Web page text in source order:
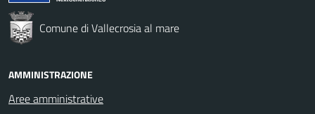
Comune di Vallecrosia al mare
AMMINISTRAZIONE
Aree amministrative